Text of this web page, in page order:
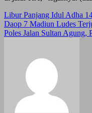
Post
navigation
Libur Panjang Idul Adha
Daop 7 Madiun Ludes
Poles Jalan Sultan Agung,